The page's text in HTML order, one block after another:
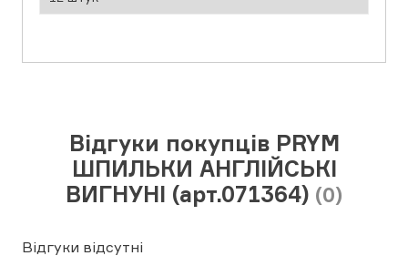
Відгуки покупців PRYM
ШПИЛЬКИ АНГЛІЙСЬКІ
ВИГНУНІ (арт.071364) (0)
Відгуки відсутні